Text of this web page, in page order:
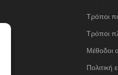
Τρόποι
Τρόποι
Μέθοδοι
Πολιτική